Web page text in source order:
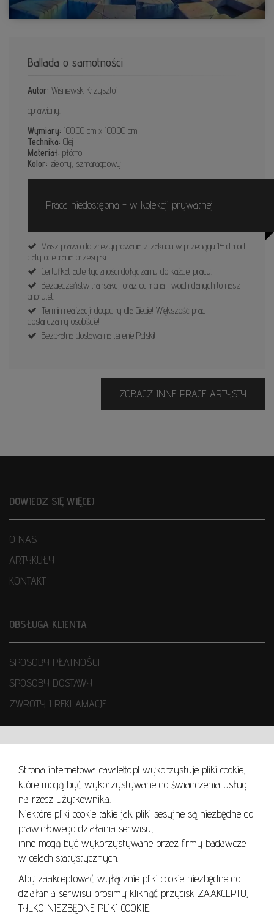
Strona internetowa cavaletto.pl wykorzystuje pliki cookie,
które mogą być wykorzystywane do świadczenia usług
na rzecz użytkownika.
Niektóre pliki cookie takie jak pliki sesyjne są niezbędne do
prawidłowego działania serwisu,
inne mogą być wykorzystywane przez firmy badawcze
w celach statystycznych.
Aby zaakceptować wyłącznie pliki cookie niezbędne do
działania serwisu prosimy kliknąć przycisk ZAAKCEPTUJ
TYLKO NIEZBĘDNE PLIKI COOKIE.
Ballada o samotności
Autor: Wiśniewski Krzysztof
oprawiony.
Wymiary: 100.00 cm x 100.00 cm
Technika: Olej
Materiał: płótno
Kolor: zielony, szmaragdowy
Praca niedostępna - w kolekcji prywatnej
Masz prawo do zrezygnowania z zakupu w przeciągu 14 dni od
daty odebrania przesyłki.
Certyfikat autentyczności dołączamy do każdej pracy.
Bezpieczeństw transakcji oraz ochrona Twoich danych to nasz
priorytet.
Termin realizacji: dogodny dla Ciebie! Większość prac
dostarczamy osobiście!
Bezpłatna dostawa na terenie Polski!
ZOBACZ INNE PRACE ARTYSTY
DOWIEDZ SIĘ WIĘCEJ
O NAS
ARTYKUŁY
KONTAKT
OBSŁUGA KLIENTA
SPOSOBY PŁATNOŚCI
SPOSOBY DOSTAWY
ZWROTY I REKLAMACJE
REGULAMIN
REGULAMIN AUKCJI
POLITYKA PRYWATNOŚCI
POLITYKA COOKIES